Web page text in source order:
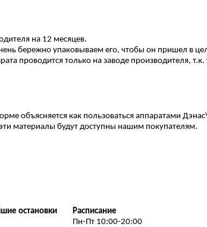
на 12 месяцев.
бережно упаковываем его, чтобы он пришел в
проводится только на заводе производителя,
объясняется как пользоваться аппаратами
материалы будут доступны нашим покупателям.
остановки
Расписание
Пн-Пт 10:00-20:00